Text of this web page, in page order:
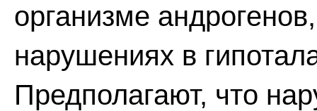
организме
нарушениях в
Предполагают, что